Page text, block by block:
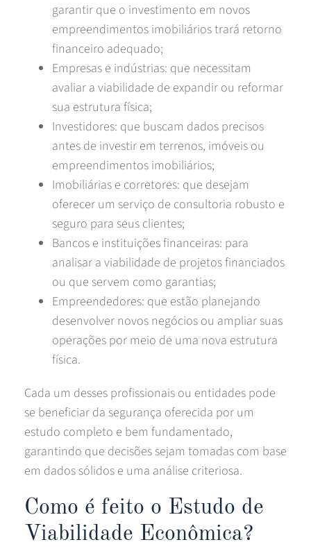
garantir que o investimento em novos
empreendimentos imobiliários trará retorno
financeiro adequado;
Empresas e indústrias: que necessitam
avaliar a viabilidade de expandir ou reformar
sua estrutura física;
Investidores: que buscam dados precisos
antes de investir em terrenos, imóveis ou
empreendimentos imobiliários;
Imobiliárias e corretores: que desejam
oferecer um serviço de consultoria robusto e
seguro para seus clientes;
Bancos e instituições financeiras: para
analisar a viabilidade de projetos financiados
ou que servem como garantias;
Empreendedores: que estão planejando
desenvolver novos negócios ou ampliar suas
operações por meio de uma nova estrutura
física.
Cada um desses profissionais ou entidades pode
se beneficiar da segurança oferecida por um
estudo completo e bem fundamentado,
garantindo que decisões sejam tomadas com base
em dados sólidos e uma análise criteriosa.
Como é feito o Estudo de
Viabilidade Econômica?